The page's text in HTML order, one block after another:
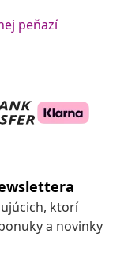
peňazí
ktorí
a novinky